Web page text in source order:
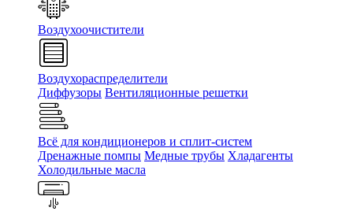
Воздухоочистители
Воздухораспределители
Диффузоры Вентиляционные решетки
Всё для кондиционеров и сплит-систем
Дренажные помпы Медные трубы Хладагенты
Холодильные масла